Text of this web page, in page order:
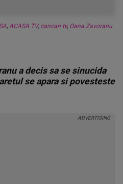
, ACASA TV, cancan tv, Oana Zavoranu
a decis sa se sinucida
se apara si povesteste